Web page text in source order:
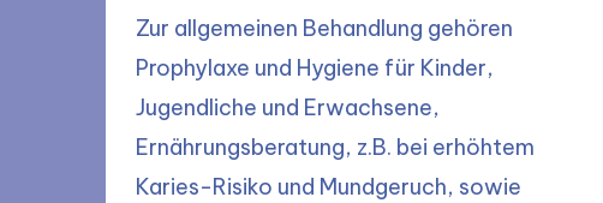
Zur allgemeinen Behandlung gehören
Prophylaxe und Hygiene für Kinder,
Jugendliche und Erwachsene,
Ernährungs­beratung, z.B. bei erhöhtem
Karies-Risiko und Mundgeruch, sowie